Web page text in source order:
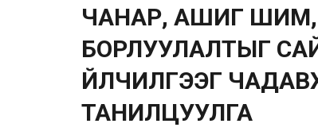
ЧАНАР, АШИГ ШИМ,
БОРЛУУЛАЛТЫГ
ҮЙЛЧИЛГЭЭГ
ТАНИЛЦУУЛГА